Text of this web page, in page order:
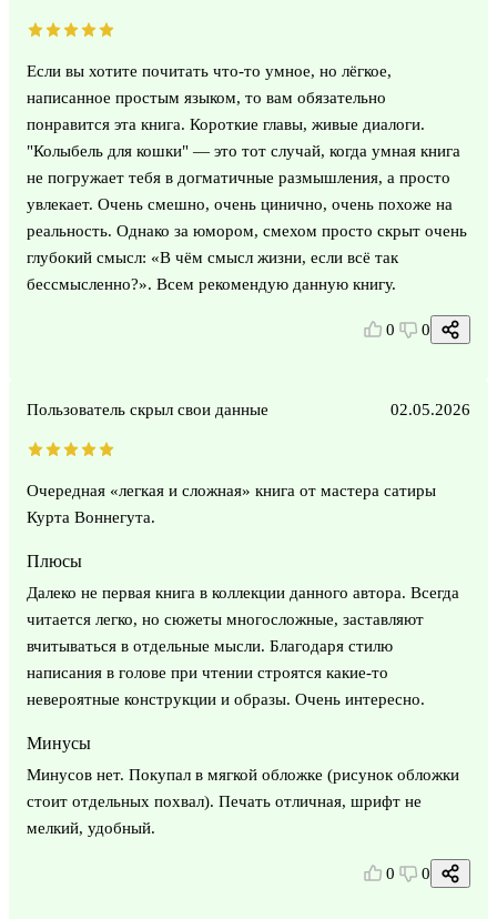
Если вы хотите почитать что-то умное, но лёгкое,
написанное простым языком, то вам обязательно
понравится эта книга. Короткие главы, живые диалоги.
"Колыбель для кошки" — это тот случай, когда умная книга
не погружает тебя в догматичные размышления, а просто
увлекает. Очень смешно, очень цинично, очень похоже на
реальность. Однако за юмором, смехом просто скрыт очень
глубокий смысл: «В чём смысл жизни, если всё так
бессмысленно?». Всем рекомендую данную книгу.
0 0
Пользователь скрыл свои данные 02.05.2026
Очередная «легкая и сложная» книга от мастера сатиры
Курта Воннегута.
Плюсы
Далеко не первая книга в коллекции данного автора. Всегда
читается легко, но сюжеты многосложные, заставляют
вчитываться в отдельные мысли. Благодаря стилю
написания в голове при чтении строятся какие-то
невероятные конструкции и образы. Очень интересно.
Минусы
Минусов нет. Покупал в мягкой обложке (рисунок обложки
стоит отдельных похвал). Печать отличная, шрифт не
мелкий, удобный.
0 0